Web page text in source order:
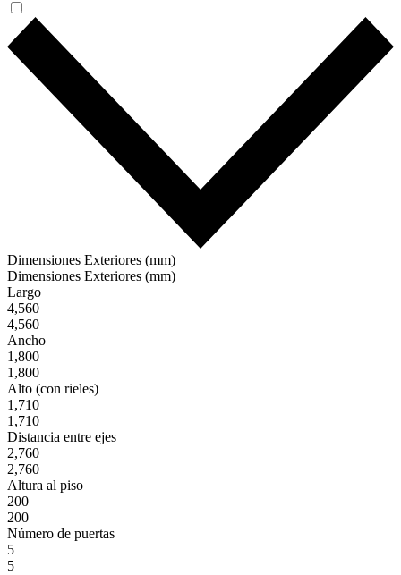
Dimensiones Exteriores (mm)
Dimensiones Exteriores (mm)
Largo
4,560
4,560
Ancho
1,800
1,800
Alto (con rieles)
1,710
1,710
Distancia entre ejes
2,760
2,760
Altura al piso
200
200
Número de puertas
5
5